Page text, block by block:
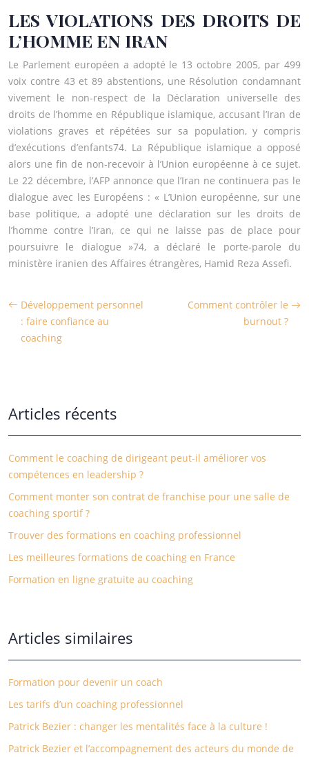
LES VIOLATIONS DES DROITS DE
L’HOMME EN IRAN
Le Parlement européen a adopté le 13 octobre 2005, par 499
voix contre 43 et 89 abstentions, une Résolution condamnant
vivement le non-respect de la Déclaration universelle des
droits de l’homme en République islamique, accusant l’Iran de
violations graves et répétées sur sa population, y compris
d’exécutions d’enfants74. La République islamique a opposé
alors une fin de non-recevoir à l’Union européenne à ce sujet.
Le 22 décembre, l’AFP annonce que l’Iran ne continuera pas le
dialogue avec les Européens : « L’Union européenne, sur une
base politique, a adopté une déclaration sur les droits de
l’homme contre l’Iran, ce qui ne laisse pas de place pour
poursuivre le dialogue »74, a déclaré le porte-parole du
ministère iranien des Affaires étrangères, Hamid Reza Assefi.
Développement personnel
: faire confiance au
coaching
Comment contrôler le
burnout ?
Articles récents
Comment le coaching de dirigeant peut-il améliorer vos
compétences en leadership ?
Comment monter son contrat de franchise pour une salle de
coaching sportif ?
Trouver des formations en coaching professionnel
Les meilleures formations de coaching en France
Formation en ligne gratuite au coaching
Articles similaires
Formation pour devenir un coach
Les tarifs d’un coaching professionnel
Patrick Bezier : changer les mentalités face à la culture !
Patrick Bezier et l’accompagnement des acteurs du monde de